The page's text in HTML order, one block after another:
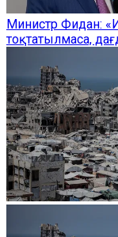
Министр Фидан:
тоқтатылмаса,